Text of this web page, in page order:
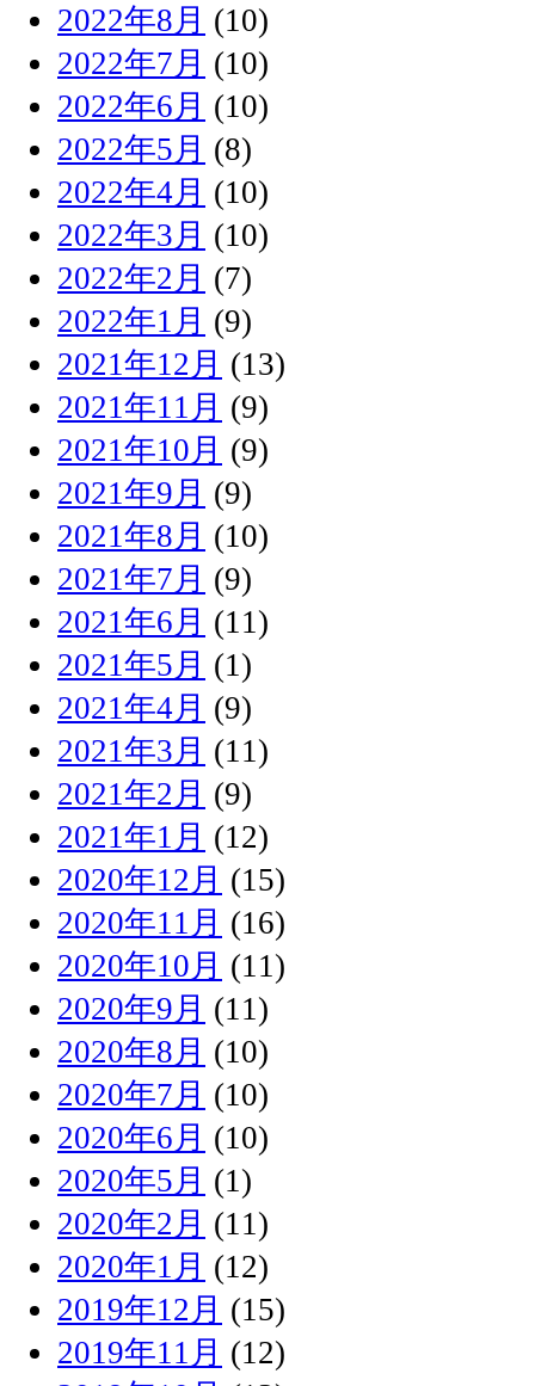
2022年8月 (10)
2022年7月 (10)
2022年6月 (10)
2022年5月 (8)
2022年4月 (10)
2022年3月 (10)
2022年2月 (7)
2022年1月 (9)
2021年12月 (13)
2021年11月 (9)
2021年10月 (9)
2021年9月 (9)
2021年8月 (10)
2021年7月 (9)
2021年6月 (11)
2021年5月 (1)
2021年4月 (9)
2021年3月 (11)
2021年2月 (9)
2021年1月 (12)
2020年12月 (15)
2020年11月 (16)
2020年10月 (11)
2020年9月 (11)
2020年8月 (10)
2020年7月 (10)
2020年6月 (10)
2020年5月 (1)
2020年2月 (11)
2020年1月 (12)
2019年12月 (15)
2019年11月 (12)